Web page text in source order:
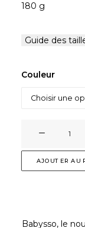
180 g
Guide des
Couleur
SAC
BABYSSO
AJOUTER AU
Babysso, le